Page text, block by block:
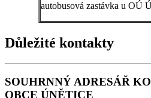
autobusová zastávka u OÚ
Důležité kontakty
SOUHRNNÝ ADRESÁŘ
OBCE ÚNĚTICE